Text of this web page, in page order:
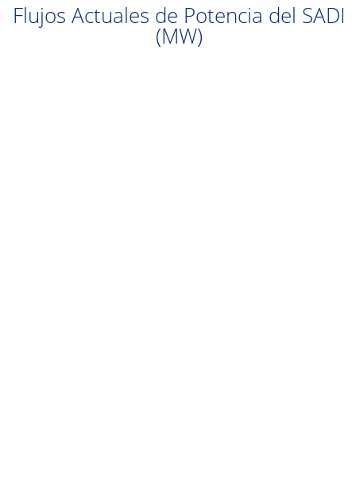
Flujos Actuales de Potencia del SADI
(MW)